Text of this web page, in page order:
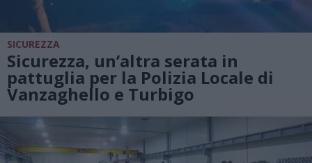
SICUREZZA
Sicurezza, un’altra serata in
pattuglia per la Polizia Locale di
Vanzaghello e Turbigo